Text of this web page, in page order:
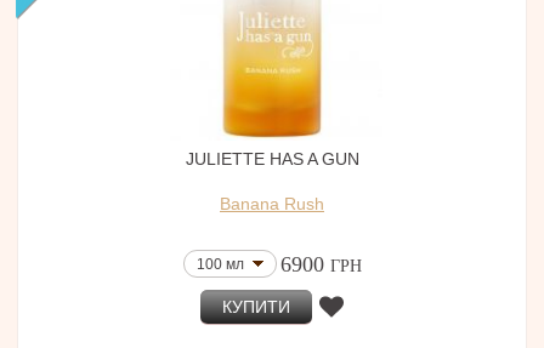
JULIETTE HAS A GUN
Banana Rush
100 мл 6900 ГРН
КУПИТИ